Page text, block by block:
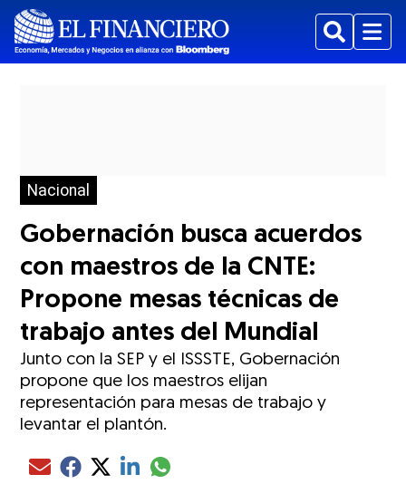
BuscarMenu
Nacional
Gobernación busca acuerdos
con maestros de la CNTE:
Propone mesas técnicas de
trabajo antes del Mundial
Junto con la SEP y el ISSSTE, Gobernación
propone que los maestros elijan
representación para mesas de trabajo y
levantar el plantón.
Compartir el artículo actual mediante Email
Compartir el artículo actual mediante Facebook
Compartir el artículo actual mediante Twitter
Compartir el artículo actual mediante LinkedIn
Compartir el artículo actual mediante